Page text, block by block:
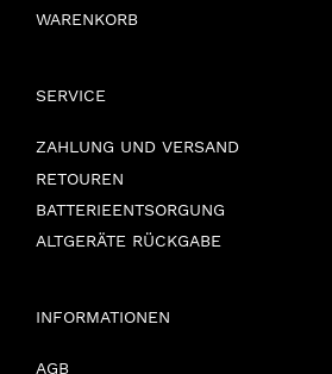
WARENKORB
SERVICE
ZAHLUNG UND VERSAND
RETOUREN
BATTERIEENTSORGUNG
ALTGERÄTE RÜCKGABE
INFORMATIONEN
AGB